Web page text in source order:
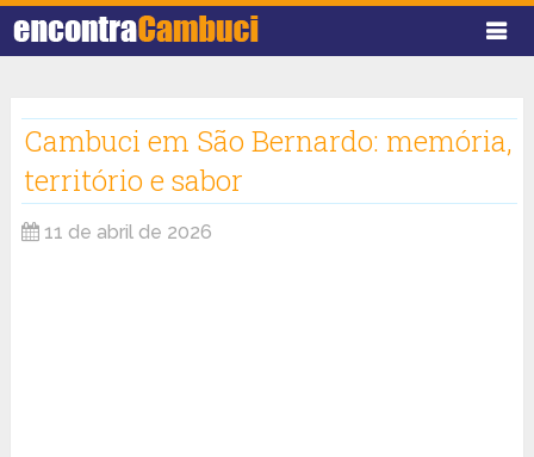
Cambuci em São Bernardo: memória,
território e sabor
11 de abril de 2026